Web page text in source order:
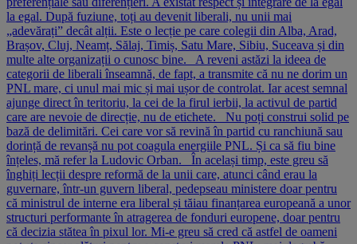
la egal. După fuziune, toți au devenit liberali, nu unii mai
„adevărați” decât alții. Este o lecție pe care colegii din Alba, Arad,
Brașov, Cluj, Neamț, Sălaj, Timiș, Satu Mare, Sibiu, Suceava și din
multe alte organizații o cunosc bine. A reveni astăzi la ideea de
categorii de liberali înseamnă, de fapt, a transmite că nu ne dorim un
PNL mare, ci unul mai mic și mai ușor de controlat. Iar acest semnal
ajunge direct în teritoriu, la cei de la firul ierbii, la activul de partid
care are nevoie de direcție, nu de etichete. Nu poți construi solid pe
bază de delimitări. Cei care vor să revină în partid cu ranchiună sau
dorință de revanșă nu pot coagula energiile PNL. Și ca să fiu bine
înțeles, mă refer la Ludovic Orban. În același timp, este greu să
înghiți lecții despre reformă de la unii care, atunci când erau la
guvernare, într-un guvern liberal, pedepseau ministere doar pentru
că ministrul de interne era liberal și tăiau finanțarea europeană a unor
structuri performante în atragerea de fonduri europene, doar pentru
că decizia stătea în pixul lor. Mi-e greu să cred că astfel de oameni